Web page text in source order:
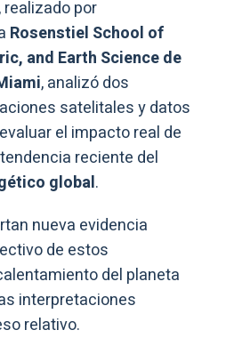
realizado por
Rosenstiel School of
and Earth Science de
, analizó dos
satelitales y datos
el impacto real de
reciente del
global.
nueva evidencia
de estos
del planeta
interpretaciones
relativo.